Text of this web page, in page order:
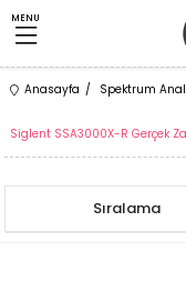
MENU
Anasayfa Spektrum
Siglent SSA3000X-R Gerçek
Sıralama